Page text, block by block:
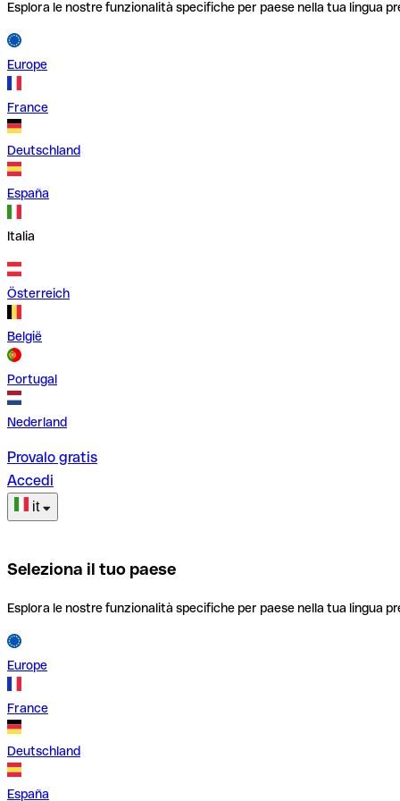
Esplora le nostre funzionalità specifiche per paese nella tua lingua
Europe
France
Deutschland
España
Italia
Österreich
België
Portugal
Nederland
Provalo gratis
Accedi
it
Seleziona il tuo paese
Esplora le nostre funzionalità specifiche per paese nella tua lingua
Europe
France
Deutschland
España